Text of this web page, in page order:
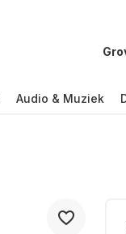
Audio & Muziek